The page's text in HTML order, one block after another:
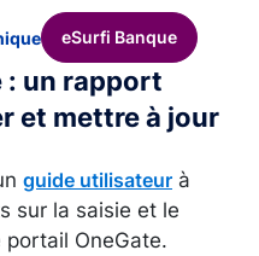
: un rapport
et mettre à jour
eSurfi Banque
guide utilisateur à
sur la saisie et le
OneGate.